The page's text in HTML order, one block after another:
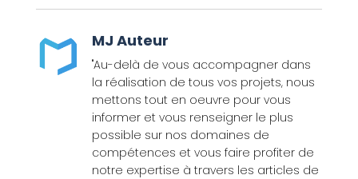
MJ Auteur
"Au-delà de vous accompagner dans
la réalisation de tous vos projets, nous
mettons tout en oeuvre pour vous
informer et vous renseigner le plus
possible sur nos domaines de
compétences et vous faire profiter de
notre expertise à travers les articles de